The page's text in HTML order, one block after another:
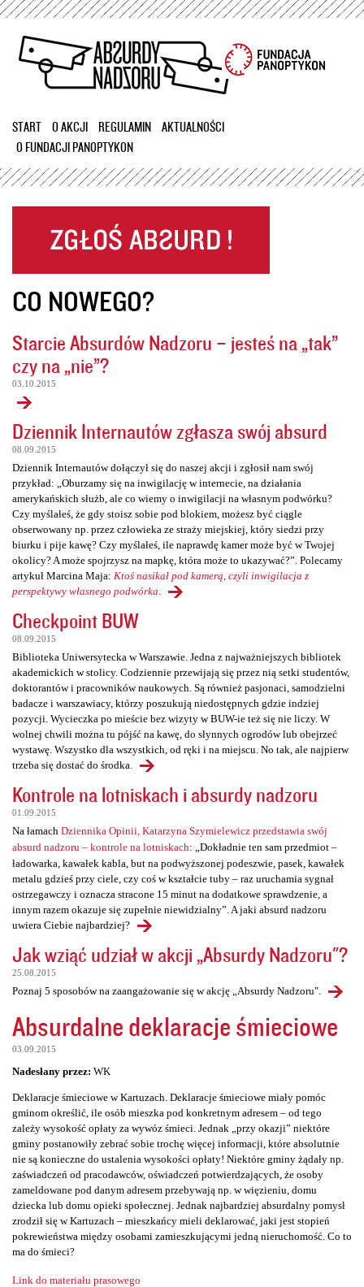
Przejdź
treści
START O AKCJI REGULAMIN
AKTUALNOŚCI
O FUNDACJI PANOPTYKON
CO NOWEGO?
Starcie Absurdów Nadzoru – jesteś na „tak”
czy na „nie”?
03.10.2015
Dziennik Internautów zgłasza swój absurd
08.09.2015
Dziennik Internautów dołączył się do naszej akcji i zgłosił nam swój
przykład: „Oburzamy się na inwigilację w internecie, na działania
amerykańskich służb, ale co wiemy o inwigilacji na własnym podwórku?
Czy myślałeś, że gdy stoisz sobie pod blokiem, możesz być ciągle
obserwowany np. przez człowieka ze straży miejskiej, który siedzi przy
biurku i pije kawę? Czy myślałeś, ile naprawdę kamer może być w Twojej
okolicy? A może spojrzysz na mapkę, która może to ukazywać?”. Polecamy
artykuł Marcina Maja: Ktoś nasikał pod kamerą, czyli inwigilacja z
perspektywy własnego podwórka
Checkpoint BUW
08.09.2015
Biblioteka Uniwersytecka w Warszawie. Jedna z najważniejszych bibliotek
akademickich w stolicy. Codziennie przewijają się przez nią setki studentów,
doktorantów i pracowników naukowych. Są również pasjonaci, samodzielni
badacze i warszawiacy, którzy poszukują niedostępnych gdzie indziej
pozycji. Wycieczka po mieście bez wizyty w BUW-ie też się nie liczy. W
wolnej chwili można tu pójść na kawę, do słynnych ogrodów lub obejrzeć
wystawę. Wszystko dla wszystkich, od ręki i na miejscu. No tak, ale najpierw
trzeba się dostać do środka.
Kontrole na lotniskach i absurdy nadzoru
01.09.2015
Na łamach Dziennika Opinii, Katarzyna Szymielewicz przedstawia swój
absurd nadzoru – kontrole na lotniskach: „Dokładnie ten sam przedmiot –
ładowarka, kawałek kabla, but na podwyższonej podeszwie, pasek, kawałek
metalu gdzieś przy ciele, czy coś w kształcie tuby – raz uruchamia sygnał
ostrzegawczy i oznacza stracone 15 minut na dodatkowe sprawdzenie, a
innym razem okazuje się zupełnie niewidzialny”. A jaki absurd nadzoru
uwiera Ciebie najbardziej?
Jak wziąć udział w akcji „Absurdy Nadzoru"?
25.08.2015
Poznaj 5 sposobów na zaangażowanie się w akcję „Absurdy Nadzoru".
Absurdalne deklaracje śmieciowe
03.09.2015
Nadesłany przez: WK
Deklaracje śmieciowe w Kartuzach. Deklaracje śmieciowe miały pomóc
gminom określić, ile osób mieszka pod konkretnym adresem – od tego
zależy wysokość opłaty za wywóz śmieci. Jednak „przy okazji” niektóre
gminy postanowiły zebrać sobie trochę więcej informacji, które absolutnie
nie są konieczne do ustalenia wysokości opłaty! Niektóre gminy żądały np.
zaświadczeń od pracodawców, oświadczeń potwierdzających, że osoby
zameldowane pod danym adresem przebywają np. w więzieniu, domu
dziecka lub domu opieki społecznej. Jednak najbardziej absurdalny pomysł
zrodził się w Kartuzach – mieszkańcy mieli deklarować, jaki jest stopień
pokrewieństwa między osobami zamieszkującymi jedną nieruchomość. Co to
ma do śmieci?
Link do materiału prasowego